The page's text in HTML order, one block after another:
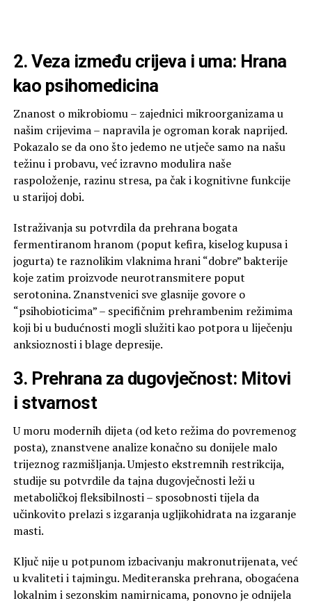
2. Veza između crijeva i uma: Hrana
kao psihomedicina
Znanost o mikrobiomu – zajednici mikroorganizama u
našim crijevima – napravila je ogroman korak naprijed.
Pokazalo se da ono što jedemo ne utječe samo na našu
težinu i probavu, već izravno modulira naše
raspoloženje, razinu stresa, pa čak i kognitivne funkcije
u starijoj dobi.
Istraživanja su potvrdila da prehrana bogata
fermentiranom hranom (poput kefira, kiselog kupusa i
jogurta) te raznolikim vlaknima hrani “dobre” bakterije
koje zatim proizvode neurotransmitere poput
serotonina. Znanstvenici sve glasnije govore o
“psihobioticima” – specifičnim prehrambenim režimima
koji bi u budućnosti mogli služiti kao potpora u liječenju
anksioznosti i blage depresije.
3. Prehrana za dugovječnost: Mitovi
i stvarnost
U moru modernih dijeta (od keto režima do povremenog
posta), znanstvene analize konačno su donijele malo
trijeznog razmišljanja. Umjesto ekstremnih restrikcija,
studije su potvrdile da tajna dugovječnosti leži u
metaboličkoj fleksibilnosti – sposobnosti tijela da
učinkovito prelazi s izgaranja ugljikohidrata na izgaranje
masti.
Ključ nije u potpunom izbacivanju makronutrijenata, već
u kvaliteti i tajmingu. Mediteranska prehrana, obogaćena
lokalnim i sezonskim namirnicama, ponovno je odnijela